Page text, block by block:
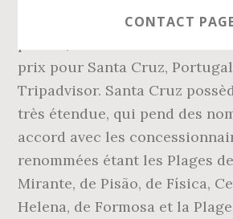
CONTACT
côte - consultez 89 avis de
prix pour Santa Cruz,
Tripadvisor. Santa Cruz
très étendue, qui pend des
accord avec les
renommées étant les Plages
Mirante, de Pisão, de Física,
Helena, de Formosa et la